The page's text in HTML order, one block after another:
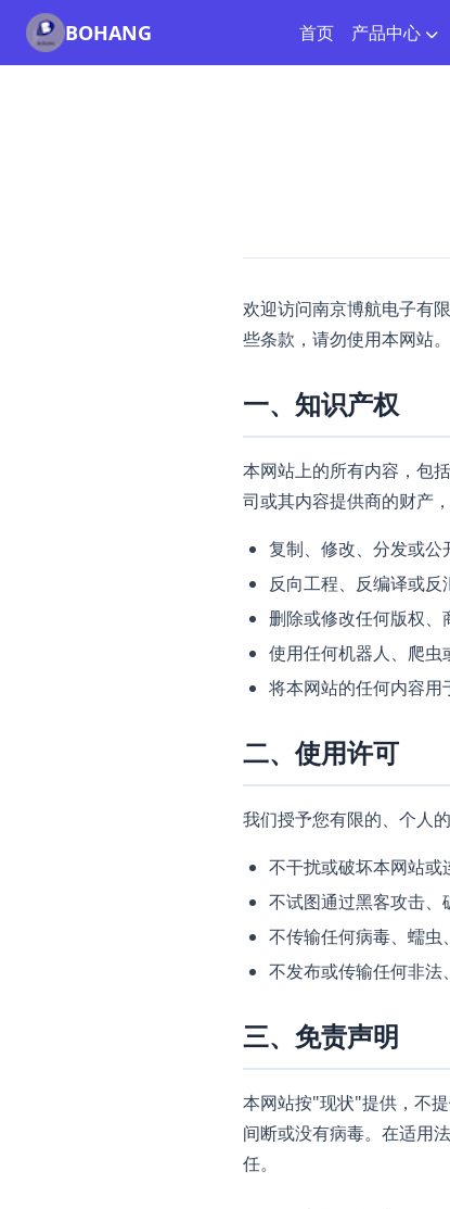
BOHANG 首页 产品中心
欢迎访问南京博航电子有
些条款，请勿使用本网站。
一、知识产权
本网站上的所有内容，包
司或其内容提供商的财产
复制、修改、分发或公
反向工程、反编译或反
删除或修改任何版权、
使用任何机器人、爬虫
将本网站的任何内容用
二、使用许可
我们授予您有限的、个人
不干扰或破坏本网站或
不试图通过黑客攻击、
不传输任何病毒、蠕虫
不发布或传输任何非法
三、免责声明
本网站按"现状"提供，不
间断或没有病毒。在适用
任。